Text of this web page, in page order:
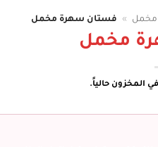
مخمل » فستان سهرة مخمل
مخمل
المخزون حالياً.